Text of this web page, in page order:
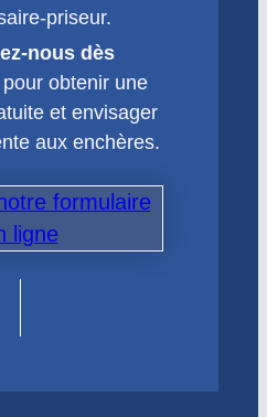
priseur.
nous dès
pour obtenir une
et envisager
aux enchères.
formulaire
ligne